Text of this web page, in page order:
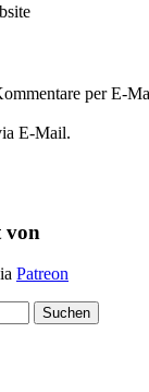
per E-
E-Mail.
von
Patreon